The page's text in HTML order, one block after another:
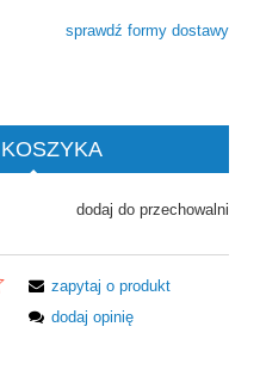
płatności
sprawdź formy dostawy
dodaj do przechowalni
zapytaj o produkt
dodaj opinię